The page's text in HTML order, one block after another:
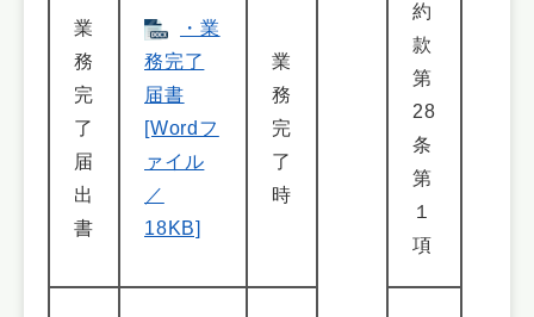
業
務
完
了
届
出
書
・業
務完了
届書
[Wordフ
ァイル
／
18KB]
業
務
完
了
時
約
款
第
28
条
第
１
項